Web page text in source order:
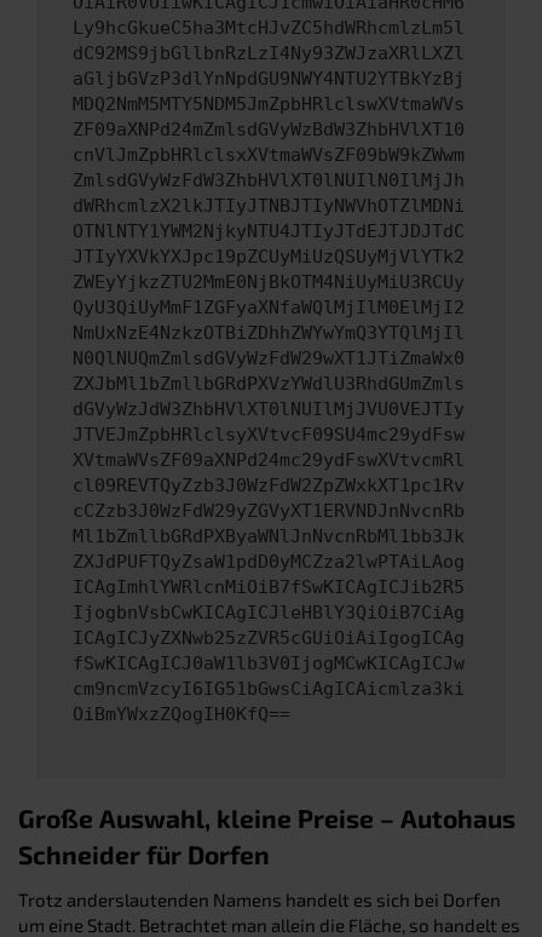
Ly9hcGkueC5ha3MtcHJvZC5hdWRhcmlzLm5l
dC92MS9jbGllbnRzLzI4Ny93ZWJzaXRlLXZl
aGljbGVzP3dlYnNpdGU9NWY4NTU2YTBkYzBj
MDQ2NmM5MTY5NDM5JmZpbHRlclswXVtmaWVs
ZF09aXNPd24mZmlsdGVyWzBdW3ZhbHVlXT10
cnVlJmZpbHRlclsxXVtmaWVsZF09bW9kZWwm
ZmlsdGVyWzFdW3ZhbHVlXT0lNUIlN0IlMjJh
dWRhcmlzX2lkJTIyJTNBJTIyNWVhOTZlMDNi
OTNlNTY1YWM2NjkyNTU4JTIyJTdEJTJDJTdC
JTIyYXVkYXJpc19pZCUyMiUzQSUyMjVlYTk2
ZWEyYjkzZTU2MmE0NjBkOTM4NiUyMiU3RCUy
QyU3QiUyMmF1ZGFyaXNfaWQlMjIlM0ElMjI2
NmUxNzE4NzkzOTBiZDhhZWYwYmQ3YTQlMjIl
N0QlNUQmZmlsdGVyWzFdW29wXT1JTiZmaWx0
ZXJbMl1bZmllbGRdPXVzYWdlU3RhdGUmZmls
dGVyWzJdW3ZhbHVlXT0lNUIlMjJVU0VEJTIy
JTVEJmZpbHRlclsyXVtvcF09SU4mc29ydFsw
XVtmaWVsZF09aXNPd24mc29ydFswXVtvcmRl
cl09REVTQyZzb3J0WzFdW2ZpZWxkXT1pc1Rv
cCZzb3J0WzFdW29yZGVyXT1ERVNDJnNvcnRb
Ml1bZmllbGRdPXByaWNlJnNvcnRbMl1bb3Jk
ZXJdPUFTQyZsaW1pdD0yMCZza2lwPTAiLAog
ICAgImhlYWRlcnMiOiB7fSwKICAgICJib2R5
IjogbnVsbCwKICAgICJleHBlY3QiOiB7CiAg
ICAgICJyZXNwb25zZVR5cGUiOiAiIgogICAg
fSwKICAgICJ0aW1lb3V0IjogMCwKICAgICJw
cm9ncmVzcyI6IG51bGwsCiAgICAicmlza3ki
OiBmYWxzZQogIH0KfQ==
Große Auswahl, kleine Preise – Autohaus
Schneider für Dorfen
Trotz anderslautenden Namens handelt es sich bei Dorfen
um eine Stadt. Betrachtet man allein die Fläche, so handelt es